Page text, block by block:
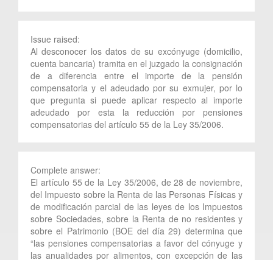
Issue raised:
Al desconocer los datos de su excónyuge (domicilio,
cuenta bancaria) tramita en el juzgado la consignación
de a diferencia entre el importe de la pensión
compensatoria y el adeudado por su exmujer, por lo
que pregunta si puede aplicar respecto al importe
adeudado por esta la reducción por pensiones
compensatorias del artículo 55 de la Ley 35/2006.
Complete answer:
El artículo 55 de la Ley 35/2006, de 28 de noviembre,
del Impuesto sobre la Renta de las Personas Físicas y
de modificación parcial de las leyes de los Impuestos
sobre Sociedades, sobre la Renta de no residentes y
sobre el Patrimonio (BOE del día 29) determina que
“las pensiones compensatorias a favor del cónyuge y
las anualidades por alimentos, con excepción de las